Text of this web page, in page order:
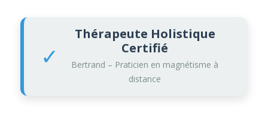
✓
Thérapeute Holistique
Certifié
Bertrand – Praticien en magnétisme à
distance